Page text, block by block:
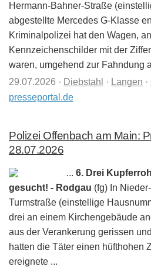
Hermann-Bahner-Straße
abgestellte Mercedes G-Klasse
Kriminalpolizei hat den Wagen,
Kennzeichenschilder mit der
waren, umgehend zur Fahndung
29.07.2026 · Diebstahl · Langen ·
presseportal.de
Polizei Offenbach am Main:
28.07.2026
... 6. Drei
gesucht! - Rodgau (fg) In
Turmstraße (einstellige
drei an einem Kirchengebäude
aus der Verankerung gerissen
hatten die Täter einen hüfthohen
ereignete ...